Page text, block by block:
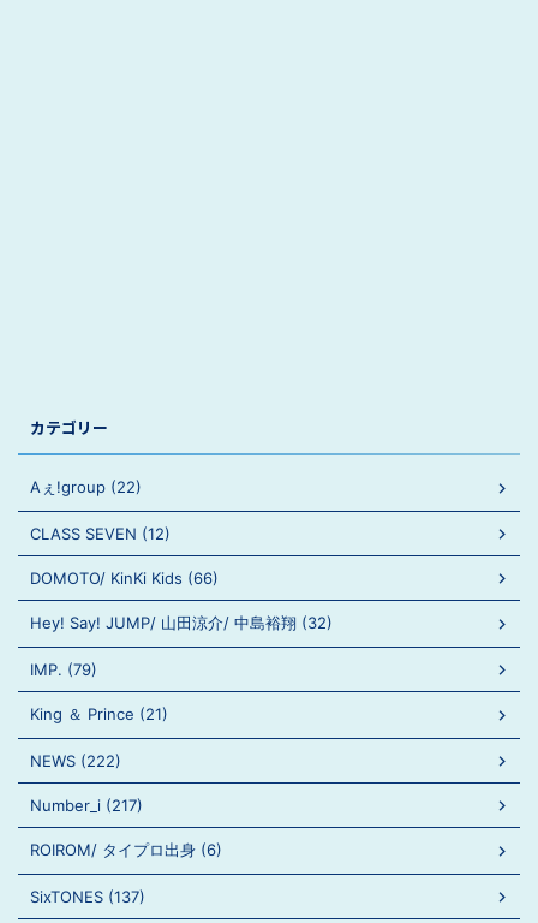
カテゴリー
Aぇ!group (22)
CLASS SEVEN (12)
DOMOTO/ KinKi Kids (66)
Hey! Say! JUMP/ 山田涼介/ 中島裕翔 (32)
IMP. (79)
King ＆ Prince (21)
NEWS (222)
Number_i (217)
ROIROM/ タイプロ出身 (6)
SixTONES (137)